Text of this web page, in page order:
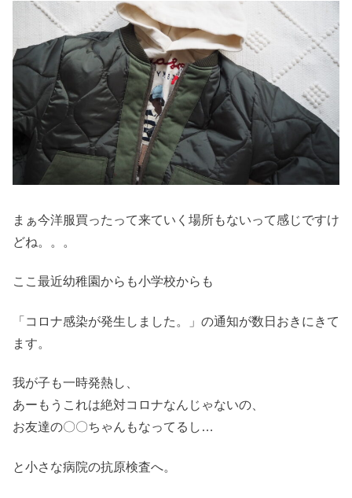
まぁ今洋服買ったって来ていく場所もないって感じですけ
どね。。。
ここ最近幼稚園からも小学校からも
「コロナ感染が発生しました。」の通知が数日おきにきて
ます。
我が子も一時発熱し、
あーもうこれは絶対コロナなんじゃないの、
お友達の〇〇ちゃんもなってるし…
と小さな病院の抗原検査へ。